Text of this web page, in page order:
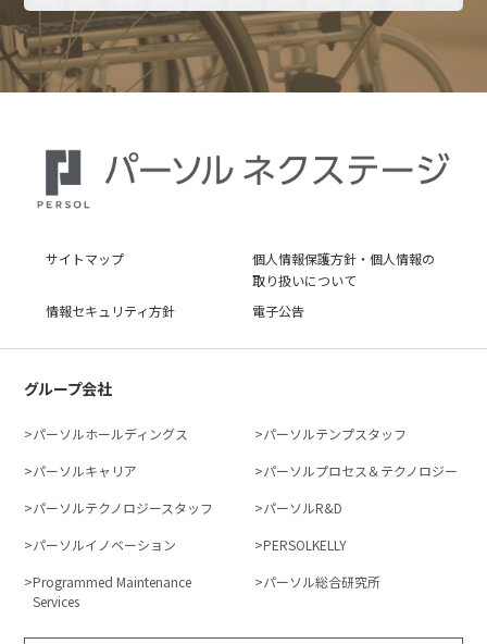
サイトマップ
個人情報保護方針・個人情報の
取り扱いについて
情報セキュリティ方針
電子公告
グループ会社
パーソルホールディングス
パーソルテンプスタッフ
パーソルキャリア
パーソルプロセス＆テクノロジー
パーソルテクノロジースタッフ
パーソルR&D
パーソルイノベーション
PERSOLKELLY
Programmed Maintenance
Services
パーソル総合研究所